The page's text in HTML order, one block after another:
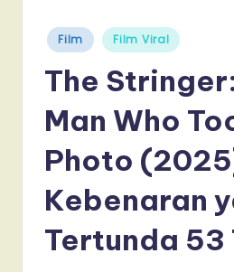
Posted
in
Film Film Viral
The
Man Who
Photo
Kebenaran
Tertunda 53